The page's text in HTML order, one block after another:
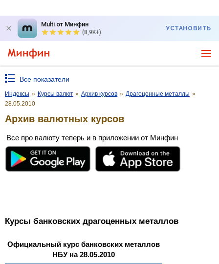
Multi от Минфин
(8,9K+)
УСТАНОВИТЬ
Все показатели
Индексы » Курсы валют » Архив курсов » Драгоценные металлы »
28.05.2010
Архив валютных курсов
Все про валюту теперь и в приложении от Минфин
Курсы банковских драгоценных металлов
Официальный курс банковских металлов
НБУ на 28.05.2010